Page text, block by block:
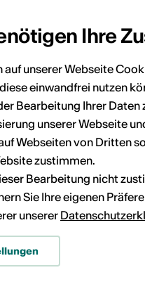
Ihrem persönlichen
Grächen
Grächen
Ihre
auf unserer Webseite
einwandfrei nutzen
Bearbeitung Ihrer
unserer Webseite
Webseiten von Dritten
zustimmen.
Bearbeitung nicht
Sie Ihre eigenen
unserer